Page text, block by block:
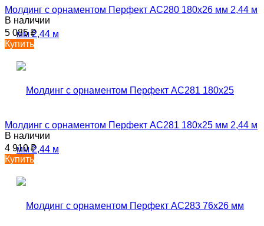
Молдинг с орнаментом Перфект AC280 180х26 мм 2,44 м
В наличии
5 085₽
Купить
Молдинг с орнаментом Перфект AC281 180х25 мм 2,44 м
В наличии
4 910₽
Купить